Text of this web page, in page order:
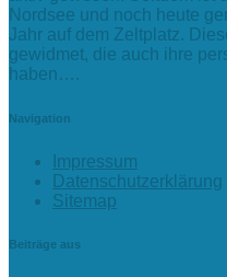
Nordsee und noch heute
Jahr auf dem Zeltplatz.
gewidmet, die auch ihre
haben….
Navigation
Impressum
Datenschutzerklärung
Sitemap
Beiträge aus